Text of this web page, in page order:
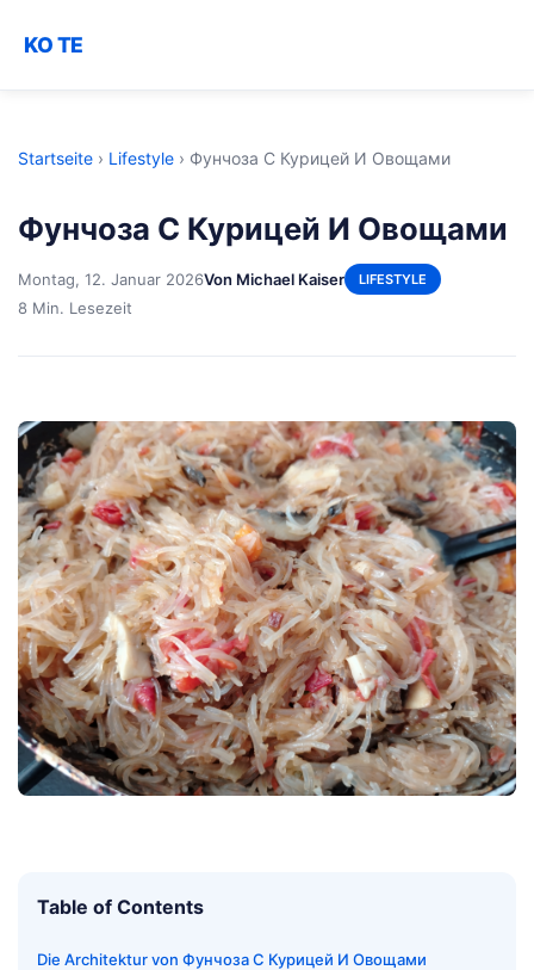
KO TE
Startseite › Lifestyle › Фунчоза С Курицей И Овощами
Фунчоза С Курицей И Овощами
Montag, 12. Januar 2026Von Michael Kaiser LIFESTYLE
8 Min. Lesezeit
Table of Contents
Die Architektur von Фунчоза С Курицей И Овощами